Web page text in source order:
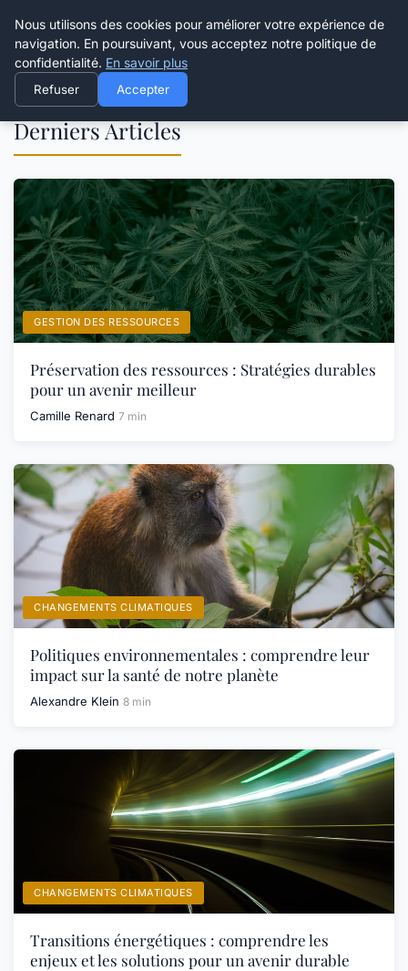
Happy Calyx Farmer
Derniers Articles
GESTION DES RESSOURCES
Préservation des ressources : Stratégies durables
pour un avenir meilleur
Camille Renard 7 min
CHANGEMENTS CLIMATIQUES
Politiques environnementales : comprendre leur
impact sur la santé de notre planète
Alexandre Klein 8 min
CHANGEMENTS CLIMATIQUES
Transitions énergétiques : comprendre les
enjeux et les solutions pour un avenir durable
Nous utilisons des cookies pour améliorer votre expérience de
navigation. En poursuivant, vous acceptez notre politique de
confidentialité. En savoir plus
Refuser Accepter